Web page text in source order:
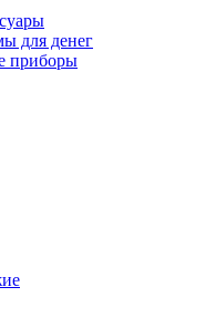
для денег
приборы